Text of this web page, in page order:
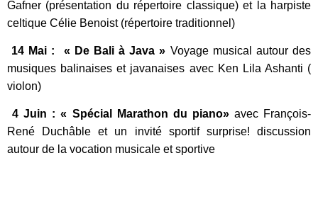
Gafner (présentation du répertoire classique) et la harpiste
celtique Célie Benoist (répertoire traditionnel)
14 Mai : « De Bali à Java » Voyage musical autour des
musiques balinaises et javanaises avec Ken Lila Ashanti (
violon)
4 Juin : « Spécial Marathon du piano» avec François-
René Duchâble et un invité sportif surprise! discussion
autour de la vocation musicale et sportive